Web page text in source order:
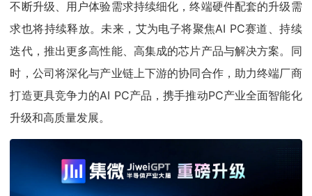
不断升级、用户体验需求持续细化，终端硬件配套的升级需
求也将持续释放。未来，艾为电子将聚焦AI PC赛道、持续
迭代，推出更多高性能、高集成的芯片产品与解决方案。同
时，公司将深化与产业链上下游的协同合作，助力终端厂商
打造更具竞争力的AI PC产品，携手推动PC产业全面智能化
升级和高质量发展。